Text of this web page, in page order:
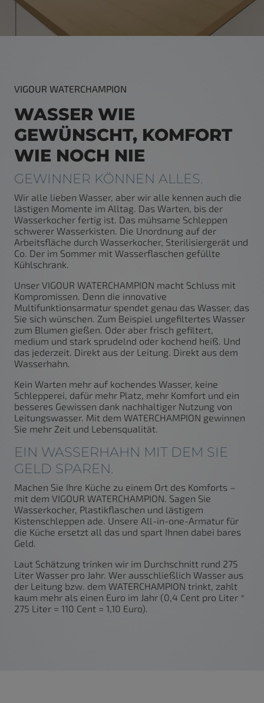
VIGOUR WATERCHAMPION
WASSER WIE
GEWÜNSCHT, KOMFORT
WIE NOCH NIE
GEWINNER KÖNNEN ALLES.
Wir alle lieben Wasser, aber wir alle kennen auch die
lästigen Momente im Alltag. Das Warten, bis der
Wasserkocher fertig ist. Das mühsame Schleppen
schwerer Wasserkisten. Die Unordnung auf der
Arbeitsfläche durch Wasserkocher, Sterilisiergerät und
Co. Der im Sommer mit Wasserflaschen gefüllte
Kühlschrank.
Unser VIGOUR WATERCHAMPION macht Schluss mit
Kompromissen. Denn die innovative
Multifunktionsarmatur spendet genau das Wasser, das
Sie sich wünschen. Zum Beispiel ungefiltertes Wasser
zum Blumen gießen. Oder aber frisch gefiltert,
medium und stark sprudelnd oder kochend heiß. Und
das jederzeit. Direkt aus der Leitung. Direkt aus dem
Wasserhahn.
Kein Warten mehr auf kochendes Wasser, keine
Schlepperei, dafür mehr Platz, mehr Komfort und ein
besseres Gewissen dank nachhaltiger Nutzung von
Leitungswasser. Mit dem WATERCHAMPION gewinnen
Sie mehr Zeit und Lebensqualität.
EIN WASSERHAHN MIT DEM SIE
GELD SPAREN.
Machen Sie Ihre Küche zu einem Ort des Komforts –
mit dem VIGOUR WATERCHAMPION. Sagen Sie
Wasserkocher, Plastikflaschen und lästigem
Kistenschleppen ade. Unsere All-in-one-Armatur für
die Küche ersetzt all das und spart Ihnen dabei bares
Geld.
Laut Schätzung trinken wir im Durchschnitt rund 275
Liter Wasser pro Jahr. Wer ausschließlich Wasser aus
der Leitung bzw. dem WATERCHAMPION trinkt, zahlt
kaum mehr als einen Euro im Jahr (0,4 Cent pro Liter *
275 Liter = 110 Cent = 1,10 Euro).